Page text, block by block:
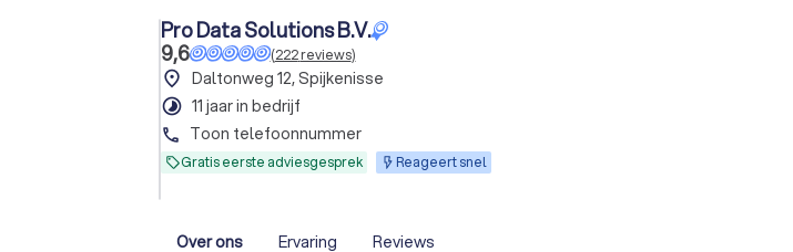
Pro Data Solutions B.V.
9,6
(222reviews)
place Daltonweg 12, Spijkenisse
timelapse 11 jaar in bedrijf
phone Toon telefoonnummer
Gratis eerste adviesgesprek Reageert snel
Over ons Ervaring Reviews